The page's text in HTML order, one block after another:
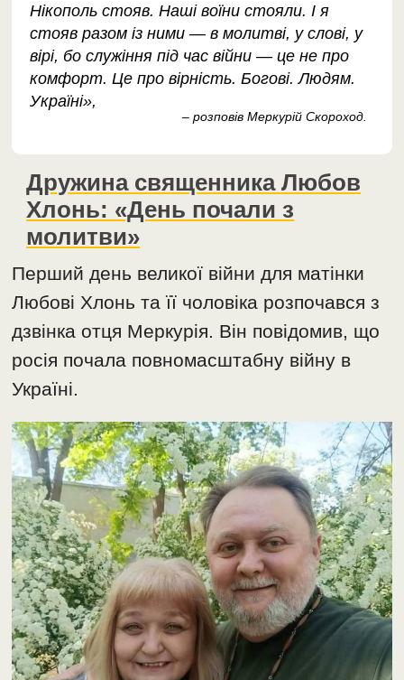
Нікополь стояв. Наші воїни стояли. І я
стояв разом із ними — в молитві, у слові, у
вірі, бо служіння під час війни — це не про
комфорт. Це про вірність. Богові. Людям.
Україні»,
– розповів Меркурій Скороход.
Дружина священника Любов
Хлонь: «День почали з
молитви»
Перший день великої війни для матінки
Любові Хлонь та її чоловіка розпочався з
дзвінка отця Меркурія. Він повідомив, що
росія почала повномасштабну війну в
Україні.